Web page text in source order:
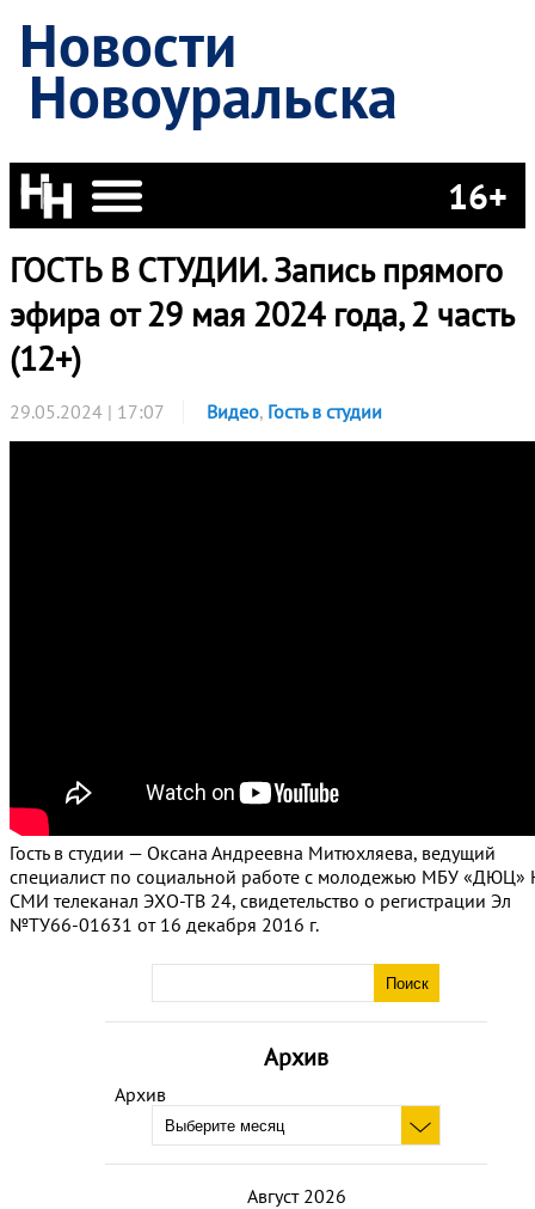
Новости
Новоуральска
16+
Архив
Архив
Август 2026
ГОСТЬ В СТУДИИ. Запись прямого
эфира от 29 мая 2024 года, 2 часть
(12+)
29.05.2024 | 17:07 Видео, Гость в студии
Гость в студии — Оксана Андреевна Митюхляева, ведущий
специалист по социальной работе с молодежью МБУ «ДЮЦ»
СМИ телеканал ЭХО-ТВ 24, свидетельство о регистрации Эл
№ТУ66-01631 от 16 декабря 2016 г.